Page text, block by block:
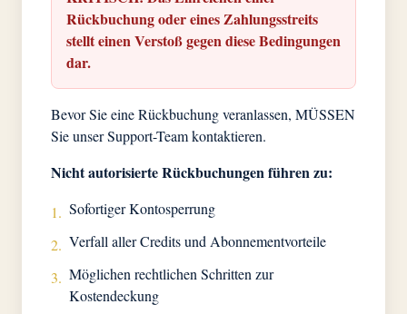
Rückbuchung oder eines Zahlungsstreits
stellt einen Verstoß gegen diese Bedingungen
dar.
Bevor Sie eine Rückbuchung veranlassen, MÜSSEN
Sie unser Support-Team kontaktieren.
Nicht autorisierte Rückbuchungen führen zu:
1. Sofortiger Kontosperrung
2. Verfall aller Credits und Abonnementvorteile
3. Möglichen rechtlichen Schritten zur
Kostendeckung